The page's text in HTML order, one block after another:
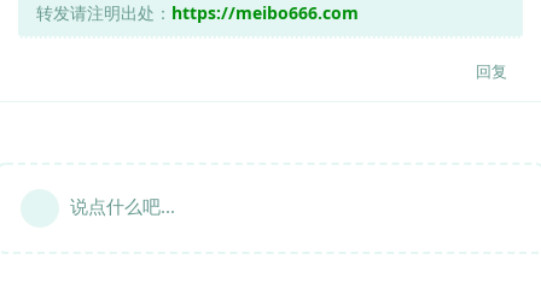
转发请注明出处： https://meibo666.com
回复
说点什么吧...